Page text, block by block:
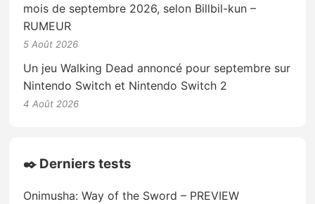
mois de septembre 2026, selon Billbil-kun –
RUMEUR
5 Août 2026
Un jeu Walking Dead annoncé pour septembre sur
Nintendo Switch et Nintendo Switch 2
4 Août 2026
✒️ Derniers tests
Onimusha: Way of the Sword – PREVIEW